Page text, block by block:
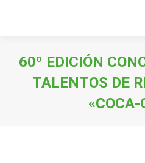
60º EDICIÓN
TALENTOS DE
«COCA-